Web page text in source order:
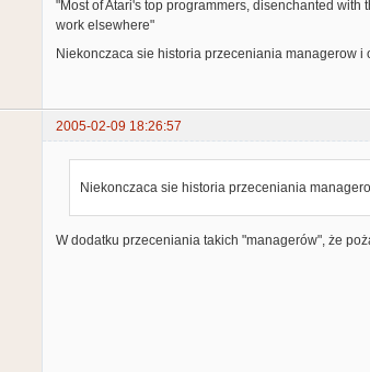
"Most of Atari's top programmers, disenchanted
work elsewhere"
Niekonczaca sie historia przeceniania managerow
2005-02-09 18:26:57
Niekonczaca sie historia przeceniania
W dodatku przeceniania takich "managerów", że